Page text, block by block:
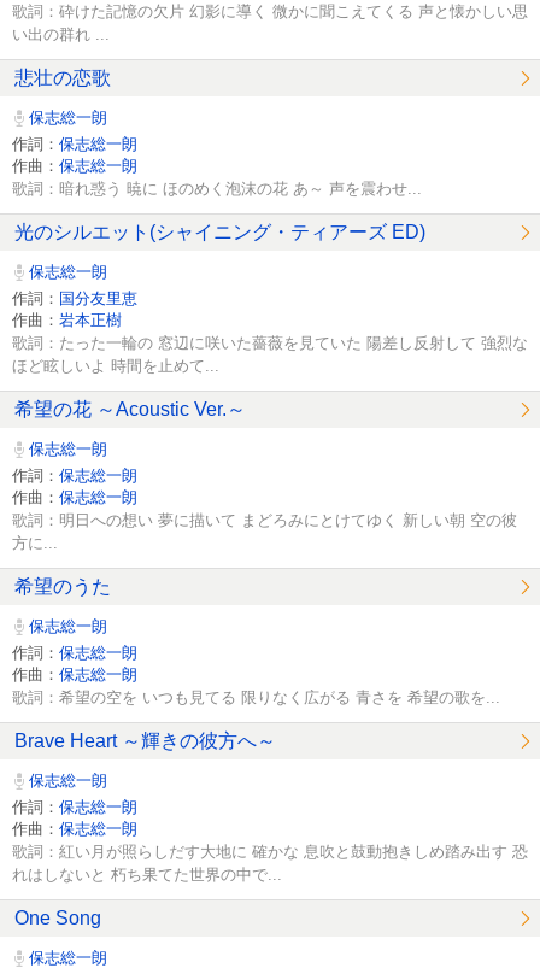
歌詞：砕けた記憶の欠片 幻影に導く 微かに聞こえてくる 声と懐かしい思
い出の群れ ...
悲壮の恋歌
保志総一朗
作詞： 保志総一朗
作曲： 保志総一朗
歌詞：暗れ惑う 暁に ほのめく泡沫の花 あ～ 声を震わせ...
光のシルエット(シャイニング・ティアーズ ED)
保志総一朗
作詞： 国分友里恵
作曲： 岩本正樹
歌詞：たった一輪の 窓辺に咲いた薔薇を見ていた 陽差し反射して 強烈な
ほど眩しいよ 時間を止めて...
希望の花 ～Acoustic Ver.～
保志総一朗
作詞： 保志総一朗
作曲： 保志総一朗
歌詞：明日への想い 夢に描いて まどろみにとけてゆく 新しい朝 空の彼
方に...
希望のうた
保志総一朗
作詞： 保志総一朗
作曲： 保志総一朗
歌詞：希望の空を いつも見てる 限りなく広がる 青さを 希望の歌を...
Brave Heart ～輝きの彼方へ～
保志総一朗
作詞： 保志総一朗
作曲： 保志総一朗
歌詞：紅い月が照らしだす大地に 確かな 息吹と鼓動抱きしめ踏み出す 恐
れはしないと 朽ち果てた世界の中で...
One Song
保志総一朗